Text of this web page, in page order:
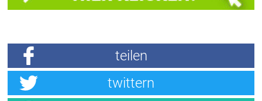
teilen
twittern